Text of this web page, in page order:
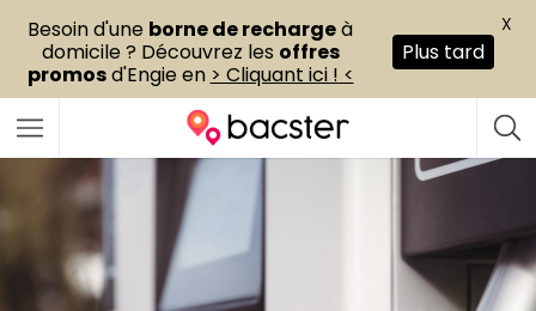
Besoin d'une borne de rechargeà
domicile ? Découvrez les offres
promosd'Engie en > Cliquant ici ! <
Plus tard
X